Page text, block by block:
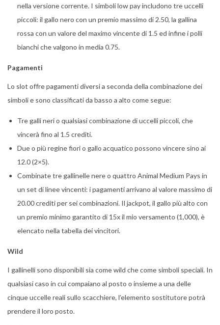
nella versione corrente. I simboli low pay includono tre uccelli
piccoli: il gallo nero con un premio massimo di 2.50, la gallina
rossa con un valore del maximo vincente di 1.5 ed infine i polli
bianchi che valgono in media 0.75.
Pagamenti
Lo slot offre pagamenti diversi a seconda della combinazione dei
simboli e sono classificati da basso a alto come segue:
Tre galli neri o qualsiasi combinazione di uccelli piccoli, che
vincerà fino al 1.5 crediti.
Due o più regine fiori o gallo acquatico possono vincere sino ai
12.0 (2×5).
Combinate tre gallinelle nere o quattro Animal Medium Pays in
un set di linee vincenti: i pagamenti arrivano al valore massimo di
20.00 crediti per sei combinazioni. Il jackpot, il gallo più alto con
un premio minimo garantito di 15x il mio versamento (1,000), è
elencato nella tabella dei vincitori.
Wild
I gallinelli sono disponibili sia come wild che come simboli speciali. In
qualsiasi caso in cui compaiano al posto o insieme a una delle
cinque uccelle reali sullo scacchiere, l’elemento sostitutore potrà
prendere il loro posto.